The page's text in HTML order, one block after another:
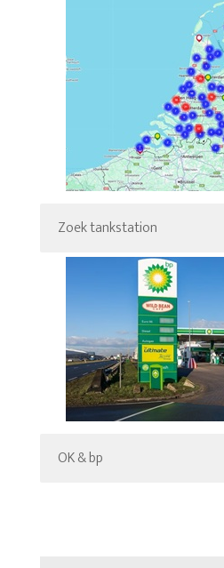
Zoek tankstation
OK & bp